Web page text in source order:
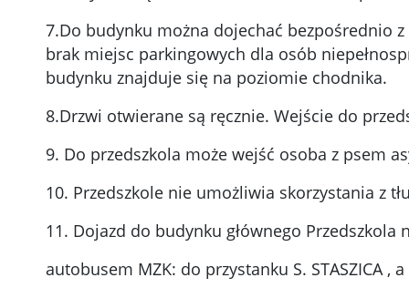
7.Do budynku można dojechać bezpośrednio
brak miejsc parkingowych dla osób
budynku znajduje się na poziomie chodnika.
8.Drzwi otwierane są ręcznie. Wejście do
9. Do przedszkola może wejść osoba z psem
10. Przedszkole nie umożliwia skorzystania z
11. Dojazd do budynku głównego Przedszkola
autobusem MZK: do przystanku S. STASZICA ,